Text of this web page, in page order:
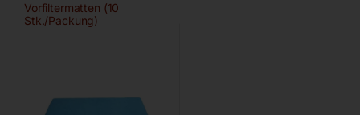
Vorfiltermatten (10
Stk./Packung)